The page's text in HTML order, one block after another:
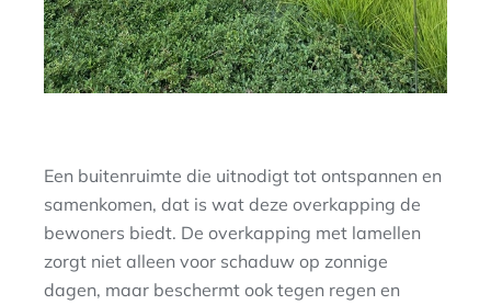
Een buitenruimte die uitnodigt tot ontspannen en
samenkomen, dat is wat deze overkapping de
bewoners biedt. De overkapping met lamellen
zorgt niet alleen voor schaduw op zonnige
dagen, maar beschermt ook tegen regen en